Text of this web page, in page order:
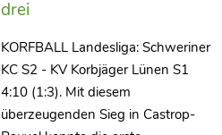
drei
KORFBALL Landesliga: Schweriner
KC S2 - KV Korbjäger Lünen S1
4:10 (1:3). Mit diesem
überzeugenden Sieg in Castrop-